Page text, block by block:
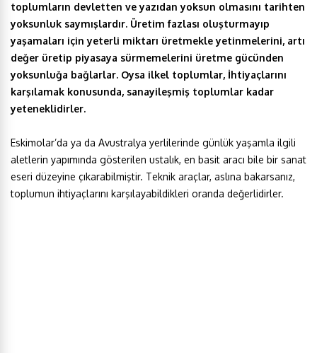
toplumların devletten ve yazıdan yoksun olmasını tarihten
yoksunluk saymışlardır. Üretim fazlası oluşturmayıp
yaşamaları için yeterli miktarı üretmekle yetinmelerini, artı
değer üretip piyasaya sürmemelerini üretme gücünden
yoksunluğa bağlarlar. Oysa ilkel toplumlar, İhtiyaçlarını
karşılamak konusunda, sanayileşmiş toplumlar kadar
yeteneklidirler.
Eskimolar’da ya da Avustralya yerlilerinde günlük yaşamla ilgili
aletlerin yapımında gösterilen ustalık, en basit aracı bile bir sanat
eseri düzeyine çıkarabilmiştir. Teknik araçlar, aslına bakarsanız,
toplumun ihtiyaçlarını karşılayabildikleri oranda değerlidirler.